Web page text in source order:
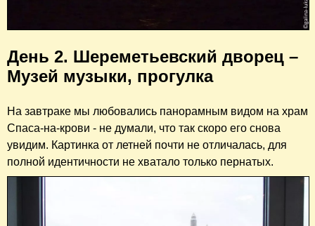
День 2. Шереметьевский дворец –
Музей музыки, прогулка
На завтраке мы любовались панорамным видом на храм
Спаса-на-крови - не думали, что так скоро его снова
увидим. Картинка от летней почти не отличалась, для
полной идентичности не хватало только пернатых.